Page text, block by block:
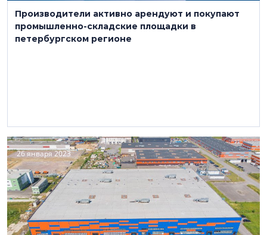
Производители активно арендуют и покупают
промышленно-складские площадки в
петербургском регионе
26 января 2023